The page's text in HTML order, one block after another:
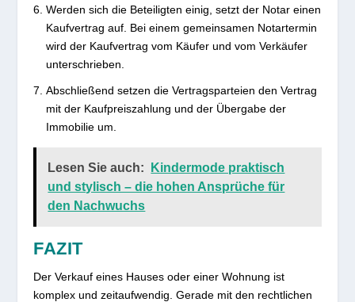
Werden sich die Beteiligten einig, setzt der Notar einen
Kaufvertrag auf. Bei einem gemeinsamen Notartermin
wird der Kaufvertrag vom Käufer und vom Verkäufer
unterschrieben.
Abschließend setzen die Vertragsparteien den Vertrag
mit der Kaufpreiszahlung und der Übergabe der
Immobilie um.
Lesen Sie auch:
Kindermode praktisch
und stylisch – die hohen Ansprüche für
den Nachwuchs
FAZIT
Der Verkauf eines Hauses oder einer Wohnung ist
komplex und zeitaufwendig. Gerade mit den rechtlichen